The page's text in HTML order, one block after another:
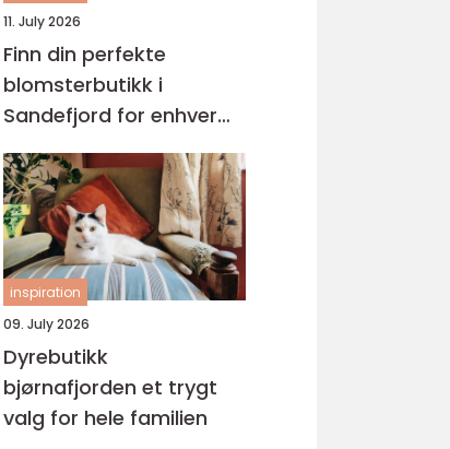
11. July 2026
Finn din perfekte
blomsterbutikk i
Sandefjord for enhver
anledning og livets små
øyeblikk
inspiration
09. July 2026
Dyrebutikk
bjørnafjorden et trygt
valg for hele familien